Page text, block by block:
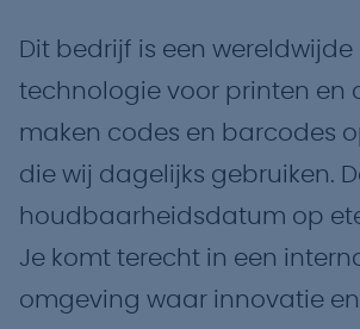
Dit bedrijf is een wereldwijde
technologie voor printen en
maken codes en barcodes
die wij dagelijks gebruiken.
houdbaarheidsdatum op
Je komt terecht in een
omgeving waar innovatie